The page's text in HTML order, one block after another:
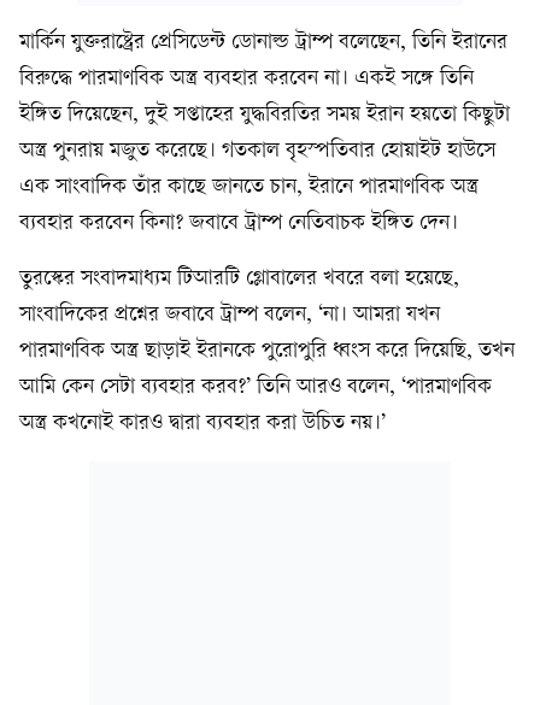
মার্কিন যুক্তরাষ্ট্রের প্রেসিডেন্ট ডোনাল্ড ট্রাম্প বলেছেন, তিনি ইরানের
বিরুদ্ধে পারমাণবিক অস্ত্র ব্যবহার করবেন না। একই সঙ্গে তিনি
ইঙ্গিত দিয়েছেন, দুই সপ্তাহের যুদ্ধবিরতির সময় ইরান হয়তো কিছুটা
অস্ত্র পুনরায় মজুত করেছে। গতকাল বৃহস্পতিবার হোয়াইট হাউসে
এক সাংবাদিক তাঁর কাছে জানতে চান, ইরানে পারমাণবিক অস্ত্র
ব্যবহার করবেন কিনা? জবাবে ট্রাম্প নেতিবাচক ইঙ্গিত দেন।
তুরস্কের সংবাদমাধ্যম টিআরটি গ্লোবালের খবরে বলা হয়েছে,
সাংবাদিকের প্রশ্নের জবাবে ট্রাম্প বলেন, ‘না। আমরা যখন
পারমাণবিক অস্ত্র ছাড়াই ইরানকে পুরোপুরি ধ্বংস করে দিয়েছি, তখন
আমি কেন সেটা ব্যবহার করব?’ তিনি আরও বলেন, ‘পারমাণবিক
অস্ত্র কখনোই কারও দ্বারা ব্যবহার করা উচিত নয়।’